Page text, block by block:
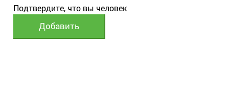
Подтвердите, что вы человек